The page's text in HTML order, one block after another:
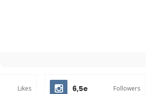
Likes 6,5e Followers